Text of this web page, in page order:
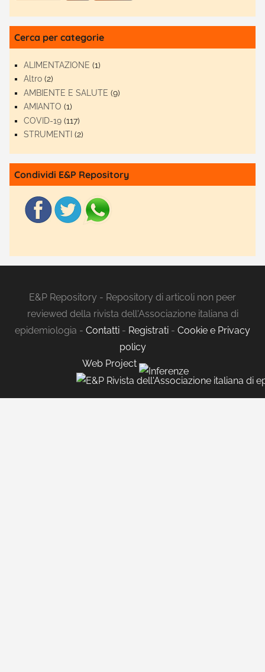
Cerca per categorie
ALIMENTAZIONE (1)
Altro (2)
AMBIENTE E SALUTE (9)
AMIANTO (1)
COVID-19 (117)
STRUMENTI (2)
Condividi E&P Repository
E&P Repository - Repository di articoli non peer
reviewed della rivista dell'Associazione italiana di
epidemiologia - Contatti - Registrati - Cookie e Privacy
policy
Web Project